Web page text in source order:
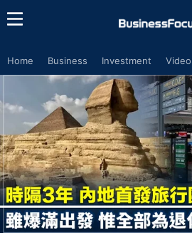
Home Business Investment